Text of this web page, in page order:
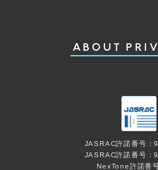
ABOUT
JASRAC許諾番号
JASRAC許諾番号
NexTone許諾番